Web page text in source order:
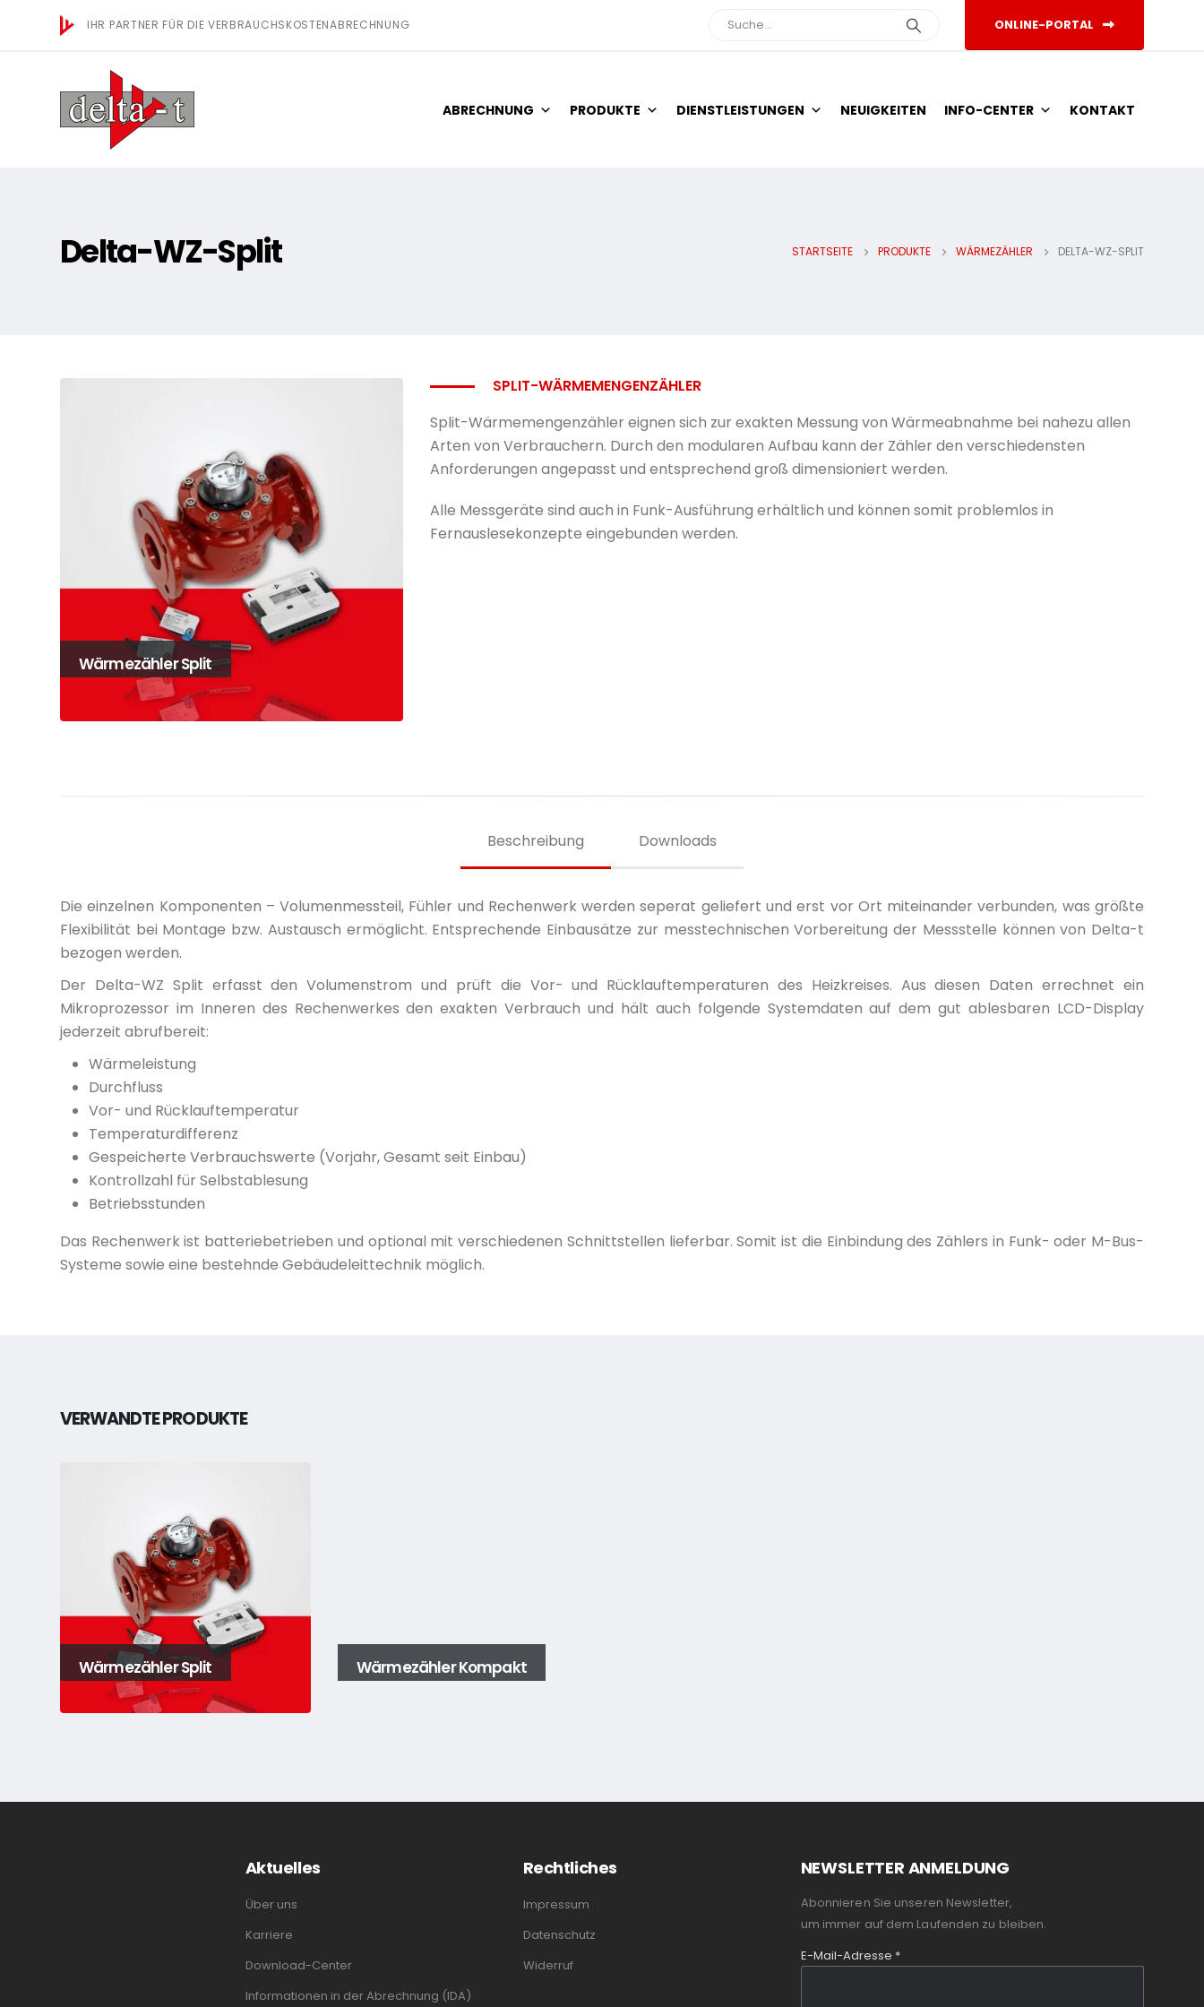
IHR PARTNER FÜR DIE VERBRAUCHSKOSTENABRECHNUNG Suche ONLINE-PORTAL
ABRECHNUNG PRODUKTE DIENSTLEISTUNGEN NEUIGKEITEN INFO-CENTER KONTAKT
Delta-WZ-Split STARTSEITE PRODUKTE WÄRMEZÄHLER DELTA-WZ-SPLIT
Wärmezähler Split
SPLIT-WÄRMEMENGENZÄHLER
Split-Wärmemengenzähler eignen sich zur exakten Messung von Wärmeabnahme bei nahezu allen
Arten von Verbrauchern. Durch den modularen Aufbau kann der Zähler den verschiedensten
Anforderungen angepasst und entsprechend groß dimensioniert werden.
Alle Messgeräte sind auch in Funk-Ausführung erhältlich und können somit problemlos in
Fernauslesekonzepte eingebunden werden.
Beschreibung Downloads
Die einzelnen Komponenten – Volumenmessteil, Fühler und Rechenwerk werden seperat geliefert und erst vor Ort miteinander verbunden, was größte
Flexibilität bei Montage bzw. Austausch ermöglicht. Entsprechende Einbausätze zur messtechnischen Vorbereitung der Messstelle können von Delta-t
bezogen werden.
Der Delta-WZ Split erfasst den Volumenstrom und prüft die Vor- und Rücklauftemperaturen des Heizkreises. Aus diesen Daten errechnet ein
Mikroprozessor im Inneren des Rechenwerkes den exakten Verbrauch und hält auch folgende Systemdaten auf dem gut ablesbaren LCD-Display
jederzeit abrufbereit:
Wärmeleistung
Durchfluss
Vor- und Rücklauftemperatur
Temperaturdifferenz
Gespeicherte Verbrauchswerte (Vorjahr, Gesamt seit Einbau)
Kontrollzahl für Selbstablesung
Betriebsstunden
Das Rechenwerk ist batteriebetrieben und optional mit verschiedenen Schnittstellen lieferbar. Somit ist die Einbindung des Zählers in Funk- oder M-Bus-
Systeme sowie eine bestehnde Gebäudeleittechnik möglich.
VERWANDTE PRODUKTE
Wärmezähler Split Wärmezähler Kompakt
Aktuelles
Über uns
Karriere
Download-Center
Informationen in der Abrechnung (IDA)
Rechtliches
Impressum
Datenschutz
Widerruf
NEWSLETTER ANMELDUNG
Abonnieren Sie unseren Newsletter,
um immer auf dem Laufenden zu bleiben.
E-Mail-Adresse *